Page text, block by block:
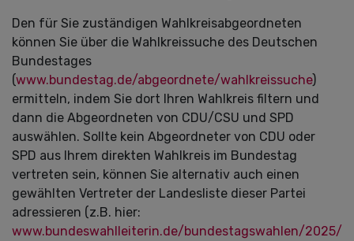
Den für Sie zuständigen Wahlkreisabgeordneten
können Sie über die Wahlkreissuche des Deutschen
Bundestages
(www.bundestag.de/abgeordnete/wahlkreissuche)
ermitteln, indem Sie dort Ihren Wahlkreis filtern und
dann die Abgeordneten von CDU/CSU und SPD
auswählen. Sollte kein Abgeordneter von CDU oder
SPD aus Ihrem direkten Wahlkreis im Bundestag
vertreten sein, können Sie alternativ auch einen
gewählten Vertreter der Landesliste dieser Partei
adressieren (z.B. hier:
www.bundeswahlleiterin.de/bundestagswahlen/2025/